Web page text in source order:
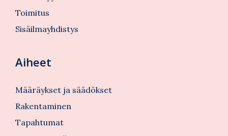
Toimitus
Sisäilmayhdistys
Aiheet
Määräykset ja säädökset
Rakentaminen
Tapahtumat